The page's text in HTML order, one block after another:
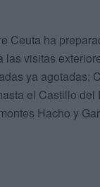
Ceuta ha
visitas
ya agotadas;
el Castillo
Hacho y